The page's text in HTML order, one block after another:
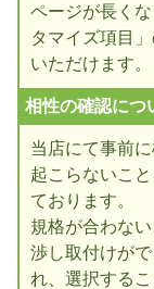
ページが長く
タマイズ項目
いただけます。
相性の確認につ
当店にて事前
起こらないこ
ております。
規格が合わな
渉し取付けが
れ、選択する